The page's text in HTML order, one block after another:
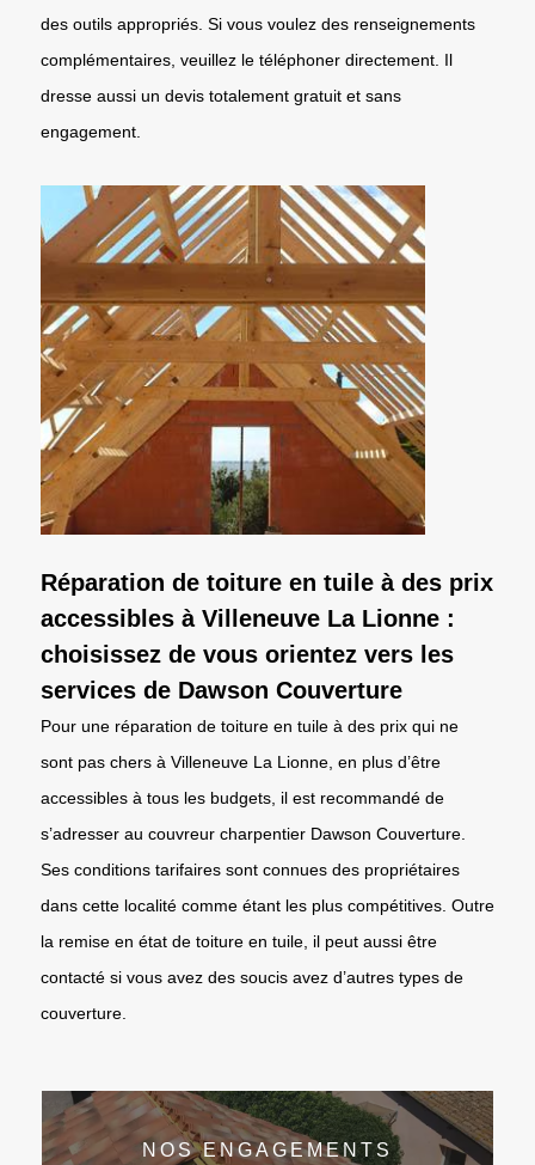
des outils appropriés. Si vous voulez des renseignements
complémentaires, veuillez le téléphoner directement. Il
dresse aussi un devis totalement gratuit et sans
engagement.
Réparation de toiture en tuile à des prix
accessibles à Villeneuve La Lionne :
choisissez de vous orientez vers les
services de Dawson Couverture
Pour une réparation de toiture en tuile à des prix qui ne
sont pas chers à Villeneuve La Lionne, en plus d’être
accessibles à tous les budgets, il est recommandé de
s’adresser au couvreur charpentier Dawson Couverture.
Ses conditions tarifaires sont connues des propriétaires
dans cette localité comme étant les plus compétitives. Outre
la remise en état de toiture en tuile, il peut aussi être
contacté si vous avez des soucis avez d’autres types de
couverture.
NOS ENGAGEMENTS